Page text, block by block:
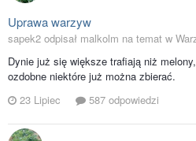
Uprawa warzyw
sapek2 odpisał malkolm na temat w
Dynie już się większe trafiają niż
ozdobne niektóre już można zbierać.
23 Lipiec
587 odpowiedzi